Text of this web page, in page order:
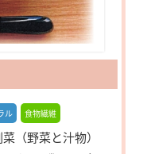
ル 食物繊維
（野菜と汁物）